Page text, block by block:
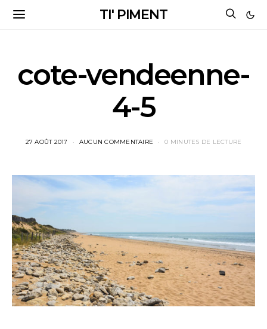
TI' PIMENT
cote-vendeenne-
4-5
27 AOÛT 2017 AUCUN COMMENTAIRE 0 MINUTES DE LECTURE